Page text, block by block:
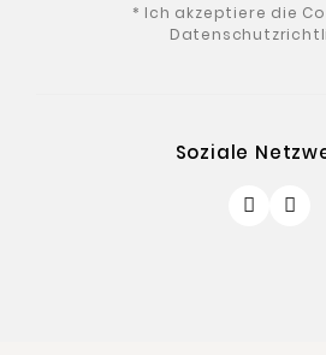
* Ich akzeptiere die
Soziale